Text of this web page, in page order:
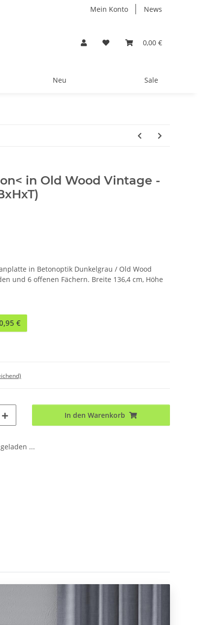
Mein Konto News
0,00 €
Neu Sale
in Old Wood Vintage -
in Betonoptik Dunkelgrau / Old Wood
und 6 offenen Fächern. Breite 136,4 cm, Höhe
€
In den Warenkorb
...